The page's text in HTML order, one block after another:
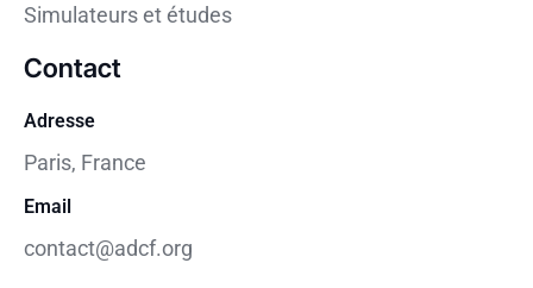
Simulateurs et études
Contact
Adresse
Paris, France
Email
contact@adcf.org